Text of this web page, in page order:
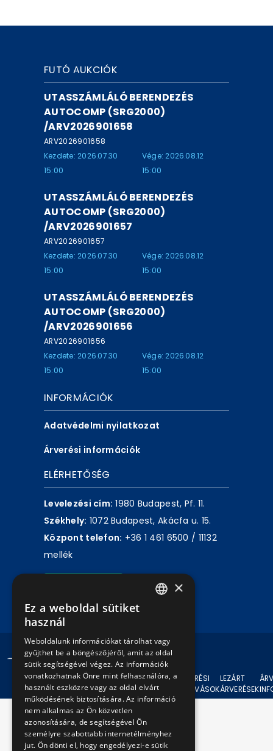
FUTÓ AUKCIÓK
UTASSZÁMLÁLÓ BERENDEZÉS
AUTOCOMP (SRG2000)
/ARV2026901658
ARV2026901658
Kezdete: 2026.07.30
15:00
Vége: 2026.08.12
15:00
UTASSZÁMLÁLÓ BERENDEZÉS
AUTOCOMP (SRG2000)
/ARV2026901657
ARV2026901657
Kezdete: 2026.07.30
15:00
Vége: 2026.08.12
15:00
UTASSZÁMLÁLÓ BERENDEZÉS
AUTOCOMP (SRG2000)
/ARV2026901656
ARV2026901656
Kezdete: 2026.07.30
15:00
Vége: 2026.08.12
15:00
INFORMÁCIÓK
Adatvédelmi nyilatkozat
Árverési információk
ELÉRHETŐSÉG
Levelezési cím: 1980 Budapest, Pf. 11.
Székhely: 1072 Budapest, Akácfa u. 15.
Központ telefon: +36 1 461 6500 / 11132
mellék
© 2024 BKV Minden jog fenntartva.
AKTUÁLIS
ÁRVERÉSEK
ÁRVERÉSI
FELHÍVÁSOK
LEZÁRT
ÁRVERÉSEK
×
Ez a weboldal sütiket
használ
Weboldalunk információkat tárolhat vagy
gyűjthet be a böngészőjéről, amit az oldal
sütik segítségével végez. Az információk
vonatkozhatnak Önre mint felhasználóra, a
használt eszközre vagy az oldal elvárt
működésének biztosítására. Az információ
nem alkalmas az Ön közvetlen
azonosítására, de segítségével Ön
személyre szabottabb internetélményhez
jut. Ön dönti el, hogy engedélyezi-e sütik